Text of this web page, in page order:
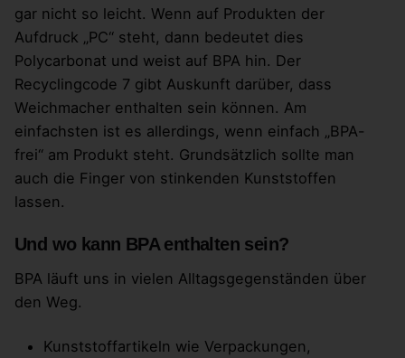
gar nicht so leicht. Wenn auf Produkten der
Aufdruck „PC“ steht, dann bedeutet dies
Polycarbonat und weist auf BPA hin. Der
Recyclingcode 7 gibt Auskunft darüber, dass
Weichmacher enthalten sein können. Am
einfachsten ist es allerdings, wenn einfach „BPA-
frei“ am Produkt steht. Grundsätzlich sollte man
auch die Finger von stinkenden Kunststoffen
lassen.
Und wo kann BPA enthalten sein?
BPA läuft uns in vielen Alltagsgegenständen über
den Weg.
Kunststoffartikeln wie Verpackungen,